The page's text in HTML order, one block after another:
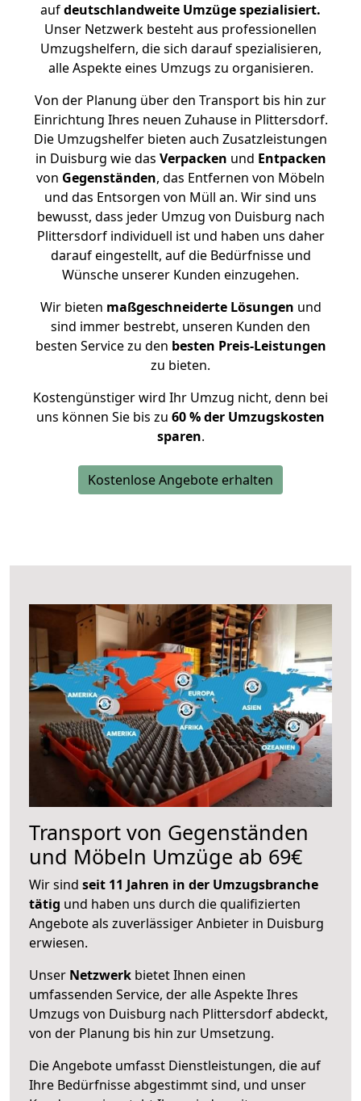
aufdeutschlandweite Umzüge spezialisiert.
Unser Netzwerk besteht aus professionellen
Umzugshelfern, die sich darauf spezialisieren,
alle Aspekte eines Umzugs zu organisieren.
Von der Planung über den Transport bis hin zur
Einrichtung Ihres neuen Zuhause in Plittersdorf.
Die Umzugshelfer bieten auch Zusatzleistungen
in Duisburg wie das Verpacken und Entpacken
von Gegenständen, das Entfernen von Möbeln
und das Entsorgen von Müll an. Wir sind uns
bewusst, dass jeder Umzug von Duisburg nach
Plittersdorf individuell ist und haben uns daher
darauf eingestellt, auf die Bedürfnisse und
Wünsche unserer Kunden einzugehen.
Wir bieten maßgeschneiderte Lösungen und
sind immer bestrebt, unseren Kunden den
besten Service zu den besten Preis-Leistungen
zu bieten.
Kostengünstiger wird Ihr Umzug nicht, denn bei
uns können Sie bis zu 60 % der Umzugskosten
sparen.
Kostenlose Angebote erhalten
Transport von Gegenständen
und Möbeln Umzüge ab 69€
Wir sind seit 11 Jahren in der Umzugsbranche
tätig und haben uns durch die qualifizierten
Angebote als zuverlässiger Anbieter in Duisburg
erwiesen.
Unser Netzwerk bietet Ihnen einen
umfassenden Service, der alle Aspekte Ihres
Umzugs von Duisburg nach Plittersdorf abdeckt,
von der Planung bis hin zur Umsetzung.
Die Angebote umfasst Dienstleistungen, die auf
Ihre Bedürfnisse abgestimmt sind, und unser